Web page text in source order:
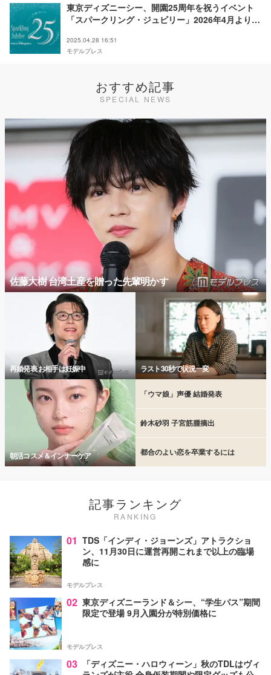
東京ディズニーシー、開園25周年を祝うイベント
「スパークリング・ジュビリー」2026年4月より開
2025.04.28 16:51
モデルプレス
おすすめ記事
SPECIAL NEWS
佐藤大樹 台湾土産を贈った先輩明かす
再婚発表 お相手は妊娠中 ラスト30秒で状況一変
朝活コスメ＆インナーケア
「ウマ娘」声優 結婚発表
鈴木砂羽 子宮筋腫摘出
都合のよい恋を卒業するには
記事ランキング
RANKING
01 TDS「インディ・ジョーンズ」アトラクショ
ン、11月30日に運営再開これまで以上の臨場
感に
モデルプレス
02 東京ディズニーランド＆シー、“学生パス”期間
限定で登場 9月入園分が特別価格に
モデルプレス
03
「ディズニー・ハロウィーン」秋のTDLはヴィ